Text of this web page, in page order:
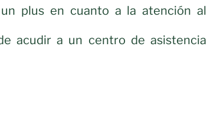
plus en cuanto a la atención al
acudir a un centro de asistencia